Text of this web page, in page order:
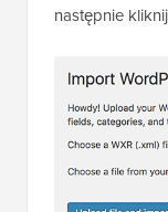
następnie